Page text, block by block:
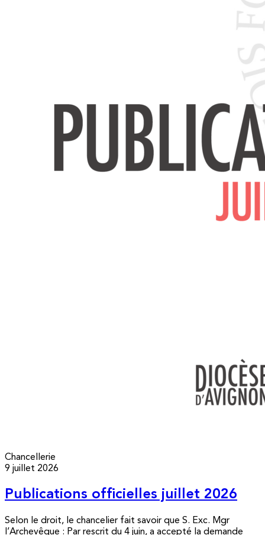
Chancellerie
9 juillet 2026
Publications officielles juillet 2026
Selon le droit, le chancelier fait savoir que S. Exc. Mgr
l’Archevêque : Par rescrit du 4 juin, a accepté la demande